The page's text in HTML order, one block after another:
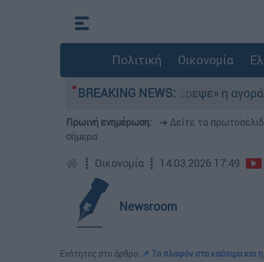
Πολιτική Οικονομία
BREAKING NEWS:
στο Αιγαίο «Στέρεψε» η αγορά από
Πρωινή ενημέρωση: ➔ Δείτε τα
σήμερα
┋ Οικονομία ┋ 14.03.2026 17:49
Newsroom
Ενότητες στο άρθρο: 📌 Το πλαφόν στα καύσιμα και